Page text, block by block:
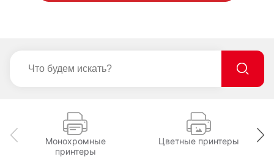
Монохромные
принтеры
Цветные принтеры